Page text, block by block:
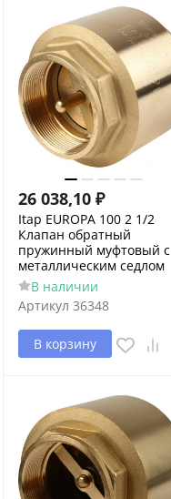
26 038,10 ₽
Itap EUROPA 100 2 1/2
Клапан обратный
пружинный муфтовый с
металлическим седлом
В наличии
Артикул 36348
В корзину